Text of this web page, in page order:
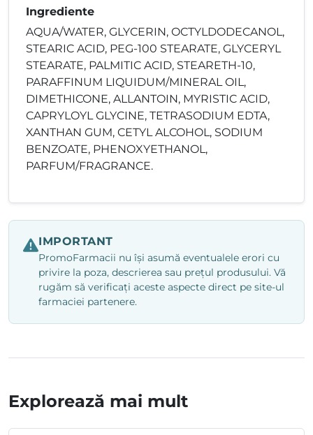
Ingrediente
AQUA/WATER, GLYCERIN, OCTYLDODECANOL,
STEARIC ACID, PEG-100 STEARATE, GLYCERYL
STEARATE, PALMITIC ACID, STEARETH-10,
PARAFFINUM LIQUIDUM/MINERAL OIL,
DIMETHICONE, ALLANTOIN, MYRISTIC ACID,
CAPRYLOYL GLYCINE, TETRASODIUM EDTA,
XANTHAN GUM, CETYL ALCOHOL, SODIUM
BENZOATE, PHENOXYETHANOL,
PARFUM/FRAGRANCE.
IMPORTANT
PromoFarmacii nu își asumă eventualele erori cu
privire la poza, descrierea sau prețul produsului. Vă
rugăm să verificați aceste aspecte direct pe site-ul
farmaciei partenere.
Explorează mai mult